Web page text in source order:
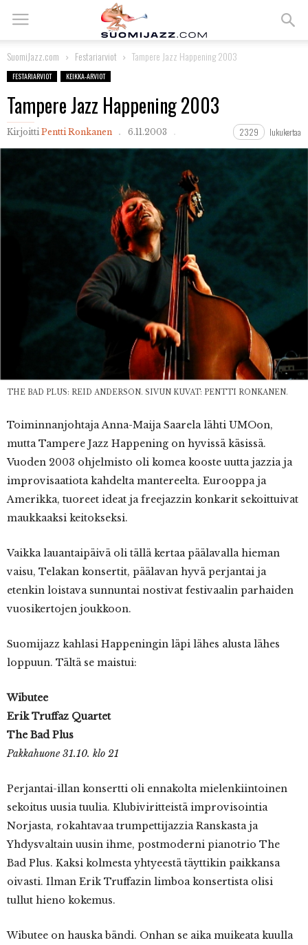
SuomiJazz.com Festariarviot Tampere Jazz Happening 2003
FESTARIARVIOT KEIKKA-ARVIOT
Tampere Jazz Happening 2003
Kirjoitti Pentti Ronkanen 6.11.2003 2329 lukukertaa
THE BAD PLUS: REID ANDERSON. SIVUN KUVAT: PENTTI RONKANEN.
Toiminnanjohtaja Anna-Maija Saarela lähti UMOon,
mutta Tampere Jazz Happening on hyvissä käsissä.
Vuoden 2003 ohjelmisto oli komea kooste uutta jazzia ja
improvisaatiota kahdelta mantereelta. Eurooppa ja
Amerikka, tuoreet ideat ja freejazzin konkarit sekoittuivat
maukkaaksi keitokseksi.
Vaikka lauantaipäivä oli tällä kertaa päälavalla hieman
vaisu, Telakan konsertit, päälavan hyvä perjantai ja
etenkin loistava sunnuntai nostivat festivaalin parhaiden
vuosikertojen joukkoon.
Suomijazz kahlasi Happeningin läpi lähes alusta lähes
loppuun. Tältä se maistui:
Wibutee
Erik Truffaz Quartet
The Bad Plus
Pakkahuone 31.10. klo 21
Perjantai-illan konsertti oli ennakolta mielenkiintoinen
sekoitus uusia tuulia. Klubiviritteistä improvisointia
Norjasta, rokahtavaa trumpettijazzia Ranskasta ja
Yhdysvaltain uusin ihme, postmoderni pianotrio The
Bad Plus. Kaksi kolmesta yhtyeestä täyttikin paikkansa
oivasti. Ilman Erik Truffazin limboa konsertista olisi
tullut hieno kokemus.
Wibutee on hauska bändi. Onhan se aika muikeata kuulla